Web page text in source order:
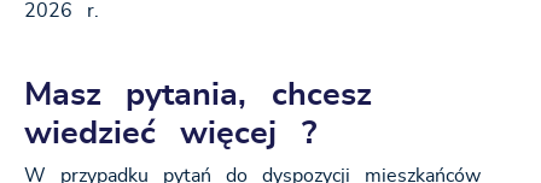
2026 r.
Masz pytania, chcesz
wiedzieć więcej ?
W przypadku pytań do dyspozycji mieszkańców